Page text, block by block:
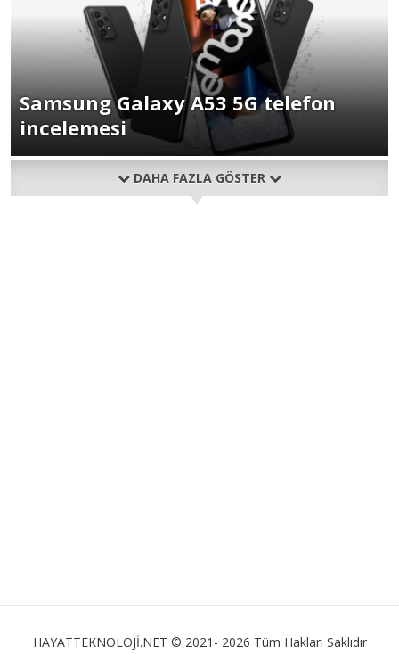
Samsung Galaxy A53 5G telefon
incelemesi
DAHA FAZLA GÖSTER
HAYATTEKNOLOJİ.NET © 2021- 2026 Tüm Hakları Saklıdır